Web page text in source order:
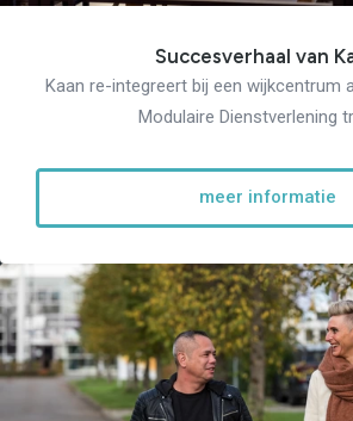
Succesverhaal van
Kaan re-integreert bij een wijkcentrum
Modulaire Dienstverlening
meer informatie